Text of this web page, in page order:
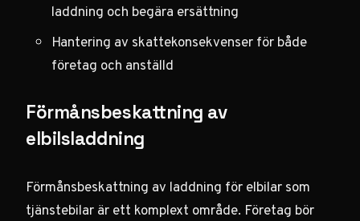
laddning och begära ersättning
Hantering av skattekonsekvenser för både
företag och anställd
Förmånsbeskattning av
elbilsladdning
Förmånsbeskattning av laddning för elbilar som
tjänstebilar är ett komplext område. Företag bör